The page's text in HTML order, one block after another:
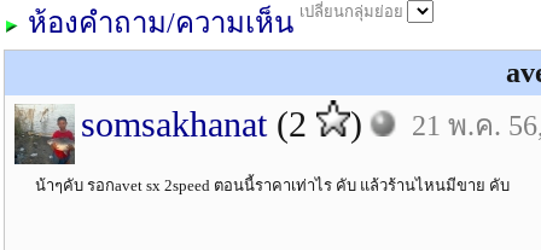
เปลี่ยนกลุ่มย่อย
ห้องคำถาม/ความเห็น
somsakhanat(2 ) 21 พ.ค.
น้าๆคับ รอกavet sx 2speed ตอนนี้ราคาเท่าไร คับ แล้วร้านไหนมีขาย คับ